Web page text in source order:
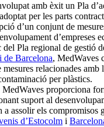
amb èxit un Pla
per les parts
d’un conjunt de
d’empreses
Pla regional de gestió
de Barcelona, MedWaves
relacionades amb
per plàstics.
proporciona
suport al
a assolir els compromisos
d’Estocolm i